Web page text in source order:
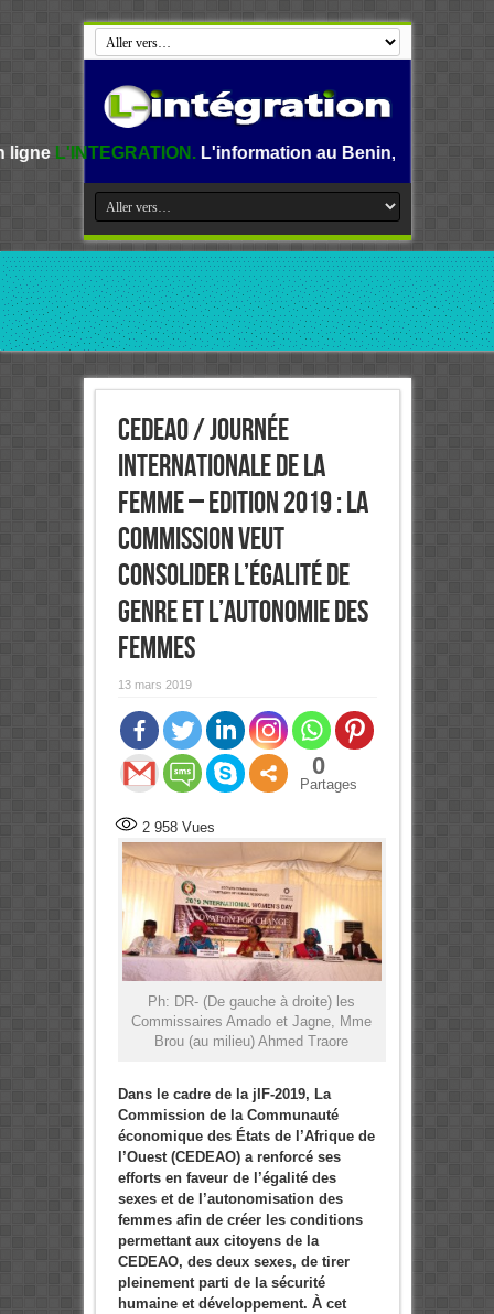
L'information au Benin, en Afrique et dans le
CEDEAO / Journée
internationale de la
Femme – Edition 2019 : La
Commission veut
consolider l’égalité de
genre et l’autonomie des
femmes
13 mars 2019
0
Partages
2 958Vues
Ph: DR- (De gauche à droite) les
Commissaires Amado et Jagne, Mme
Brou (au milieu) Ahmed Traore
Dans le cadre de la jIF-2019, La
Commission de la Communauté
économique des États de l’Afrique de
l’Ouest (CEDEAO) a renforcé ses
efforts en faveur de l’égalité des
sexes et de l’autonomisation des
femmes afin de créer les conditions
permettant aux citoyens de la
CEDEAO, des deux sexes, de tirer
pleinement parti de la sécurité
humaine et développement. À cet